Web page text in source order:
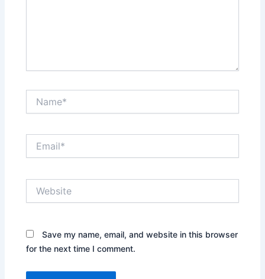
Save my name, email, and website in this browser
for the next time I comment.